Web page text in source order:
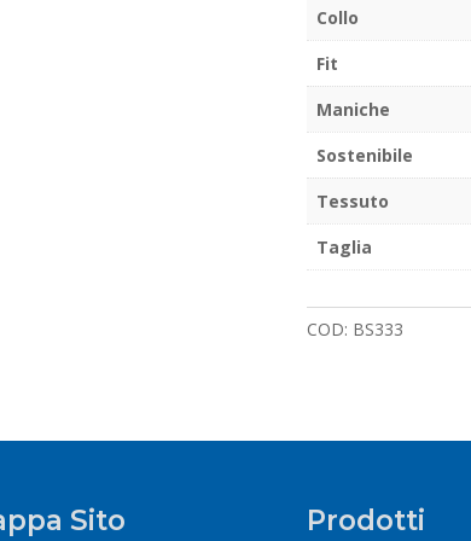
Collo
Fit
Maniche
Sostenibile
Tessuto
Taglia
COD: BS333
Sito Prodotti